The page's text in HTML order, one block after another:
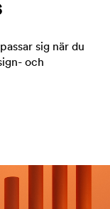
sig när du
och